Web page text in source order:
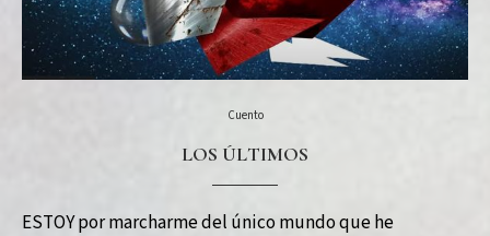
Cuento
LOS ÚLTIMOS
ESTOY por marcharme del único mundo que he